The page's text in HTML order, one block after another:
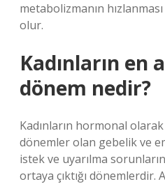
metabolizmanın
olur.
Kadınların en
dönem nedir?
Kadınların hormonal
dönemler olan gebelik ve
istek ve uyarılma
ortaya çıktığı dönemlerdir.